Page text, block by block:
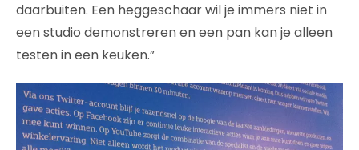
daarbuiten. Een heggeschaar wil je immers niet in
een studio demonstreren en een pan kan je alleen
testen in een keuken.”